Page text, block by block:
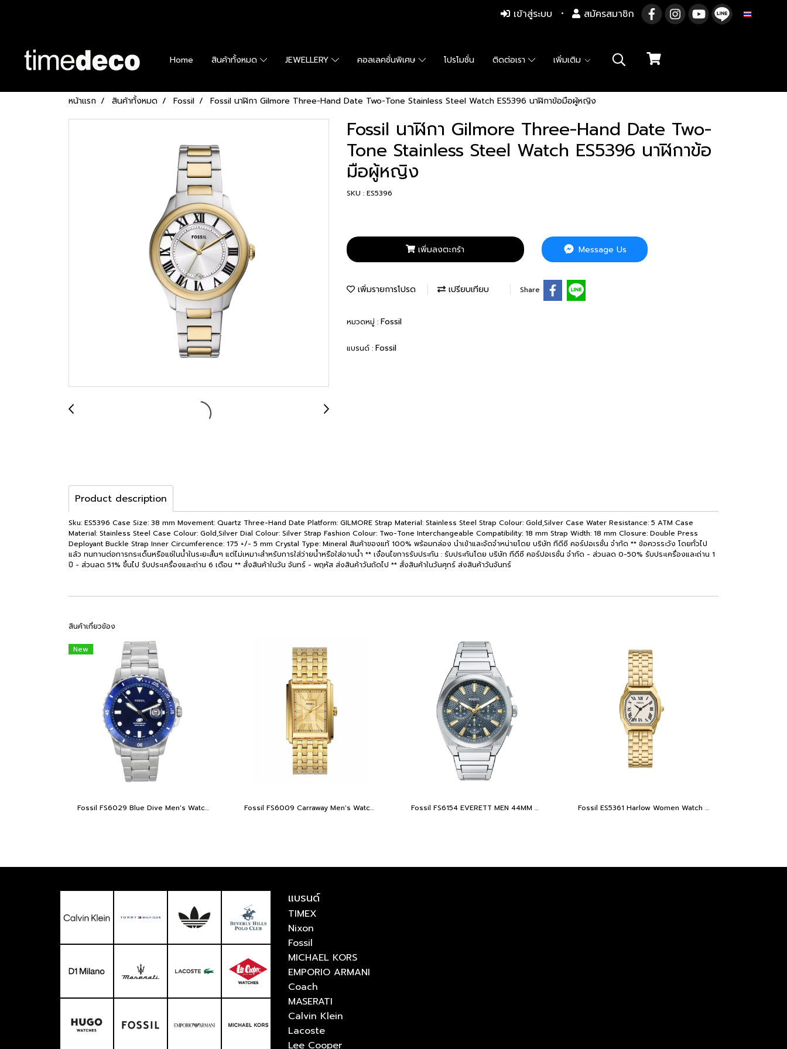
เข้าสู่ระบบ สมัครสมาชิก
Home สินค้าทั้งหมด JEWELLERY คอลเลคชั่นพิเศษ โปรโมชั่น ติดต่อเรา เพิ่มเติม
หน้าแรก สินค้าทั้งหมด Fossil Fossil นาฬิกา Gilmore Three-Hand Date Two-Tone Stainless Steel Watch ES5396 นาฬิกาข้อมือผู้หญิง
Fossil นาฬิกา Gilmore Three-Hand Date Two-
Tone Stainless Steel Watch ES5396 นาฬิกาข้อ
มือผู้หญิง
SKU : ES5396
เพิ่มลงตะกร้า Message Us
เพิ่มรายการโปรด เปรียบเทียบ Share
หมวดหมู่ : Fossil
แบรนด์ : Fossil
Product description
Sku: ES5396 Case Size: 38 mm Movement: Quartz Three-Hand Date Platform: GILMORE Strap Material: Stainless Steel Strap Colour: Gold,Silver Case Water Resistance: 5 ATM Case
Material: Stainless Steel Case Colour: Gold,Silver Dial Colour: Silver Strap Fashion Colour: Two-Tone Interchangeable Compatibility: 18 mm Strap Width: 18 mm Closure: Double Press
Deployant Buckle Strap Inner Circumference: 175 +/- 5 mm Crystal Type: Mineral สินค้าของแท้ 100% พร้อมกล่อง นำเข้าและจัดจำหน่ายโดย บริษัท ทีดีซี คอร์ปอเรชั่น จำกัด ** ข้อควรระวัง โดยทั่วไป
แล้ว ทนทานต่อการกระเด็นหรือแช่ในน้ำในระยะสั้นๆ แต่ไม่เหมาะสำหรับการใส่ว่ายน้ำหรือใส่อาบน้ำ ** เงื่อนไขการรับประกัน : รับประกันโดย บริษัท ทีดีซี คอร์ปอเรชั่น จำกัด - ส่วนลด 0-50% รับประเครื่องและถ่าน 1
ปี - ส่วนลด 51% ขึ้นไป รับประเครื่องและถ่าน 6 เดือน ** สั่งสินค้าในวัน จันทร์ - พฤหัส ส่งสินค้าวันถัดไป ** สั่งสินค้าในวันศุกร์ ส่งสินค้าวันจันทร์
สินค้าเกี่ยวข้อง
New
Fossil FS6029 Blue Dive Men's Watch 42 mm Fossil FS6009 Carraway Men's Watch 30 mm Fossil FS6154 EVERETT MEN 44MM นาฬิกาข้อมือ นาฬิกา ผู้ชาย Fossil ES5361 Harlow Women Watch 27 mm.
แบรนด์
TIMEX
Nixon
Fossil
MICHAEL KORS
EMPORIO ARMANI
Coach
MASERATI
Calvin Klein
Lacoste
Lee Cooper